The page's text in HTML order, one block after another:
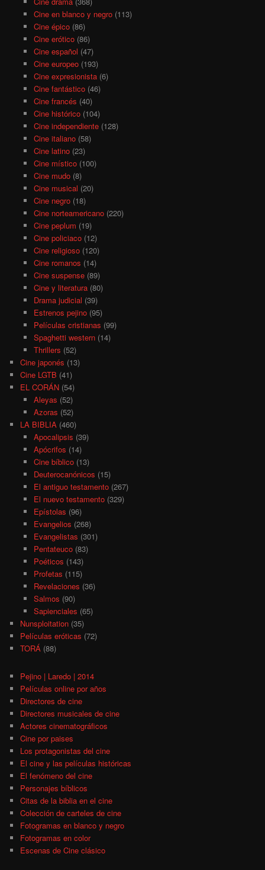
Cine en blanco y negro(113)
Cine épico(86)
Cine erótico(86)
Cine español (47)
Cine europeo(193)
Cine expresionista(6)
Cine fantástico(46)
Cine francés (40)
Cine histórico(104)
Cine independiente(128)
Cine italiano(58)
Cine latino(23)
Cine místico(100)
Cine mudo(8)
Cine musical (20)
Cine negro(18)
Cine norteamericano(220)
Cine peplum (19)
Cine policiaco(12)
Cine religioso(120)
Cine romanos (14)
Cine suspense(89)
Cine y literatura(80)
Drama judicial (39)
Estrenos pejino(95)
Películas cristianas (99)
Spaghetti western(14)
Thrillers (52)
Cine japonés (13)
Cine LGTB (41)
EL CORÁN (54)
Aleyas (52)
Azoras (52)
LA BIBLIA (460)
Apocalipsis (39)
Apócrifos (14)
Cine bíblico(13)
Deuterocanónicos (15)
El antiguo testamento(267)
El nuevo testamento(329)
Epístolas (96)
Evangelios (268)
Evangelistas (301)
Pentateuco(83)
Poéticos (143)
Profetas (115)
Revelaciones (36)
Salmos (90)
Sapienciales (65)
Nunsploitation (35)
Películas eróticas (72)
TORÁ (88)
Pejino | Laredo | 2014
Películas online por años
Directores de cine
Directores musicales de cine
Actores cinematográficos
Cine por paises
Los protagonistas del cine
El cine y las películas históricas
El fenómeno del cine
Personajes bíblicos
Citas de la biblia en el cine
Colección de carteles de cine
Fotogramas en blanco y negro
Fotogramas en color
Escenas de Cine clásico